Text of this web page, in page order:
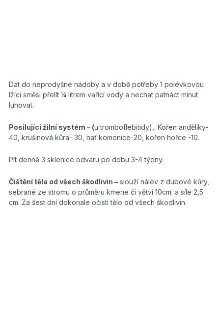
Dát do neprodyšné nádoby a v době potřeby 1 polévkovou
lžíci směsi přelít ¼ litrem vařící vody a nechat patnáct minut
luhovat.
Posilující žilní systém – (u tromboflebitidy),. Kořen anděliky-
40, krušinová kůra- 30, nať komonice-20, kořen hořce -10.
Pít denně 3 sklenice odvaru po dobu 3-4 týdny.
Čištění těla od všech škodlivin – slouží nálev z dubové kůry,
sebrané ze stromu o průměru kmene či větví 10cm. a síle 2,5
cm. Za šest dní dokonale očistí tělo od všech škodlivin.